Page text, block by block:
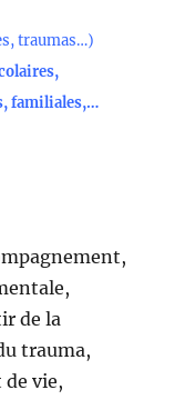
traumas…)
familiales,…
de la
trauma,
vie,